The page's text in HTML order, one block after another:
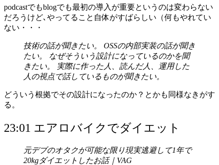
podcastでもblogでも最初の導入が重要というのは変わらない
だろうけど､やってること自体がすばらしい（何もやれてい
ない・・・
技術の話が聞きたい。 OSSの内部実装の話が聞き
たい。 なぜそういう設計になっているのかを聞
きたい。 実際に作った人、読んだ人、運用した
人の視点で話しているものが聞きたい。
どういう根拠でその設計になったのか？とかも同様なきがす
る。
23:01 エアロバイクでダイエット
元デブのオタクが可能な限り現実逃避して1年で
20kgダイエットしたお話｜VAG